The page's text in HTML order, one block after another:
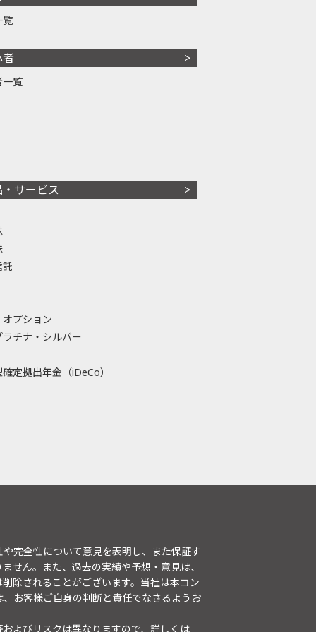
覧
一覧
サービス
託
プション
ラチナ・シルバー
定拠出年金（iDeCo）
完全性について意見を表明し、また保証す
せん。また、過去の実績や予想・意見は、
除されることがございます。当社は本コン
お客様ご自身の判断と責任でなさるようお
よびリスクは異なりますので、詳しくは